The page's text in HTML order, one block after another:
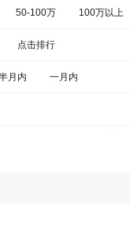
50-100万 100万以上
点击排行
月内 一月内